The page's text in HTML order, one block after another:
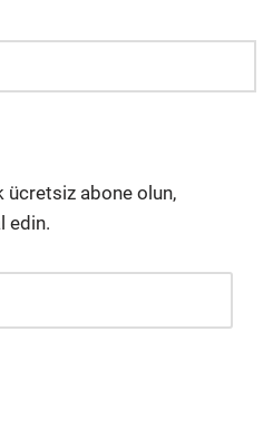
ücretsiz abone olun,
edin.